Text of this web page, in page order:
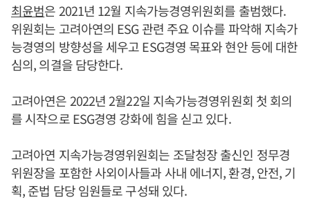
최윤범은 2021년 12월 지속가능경영위원회를 출범했다.
위원회는 고려아연의 ESG 관련 주요 이슈를 파악해 지속가
능경영의 방향성을 세우고 ESG경영 목표와 현안 등에 대한
심의, 의결을 담당한다.
고려아연은 2022년 2월22일 지속가능경영위원회 첫 회의
를 시작으로 ESG경영 강화에 힘을 싣고 있다.
고려아연 지속가능경영위원회는 조달청장 출신인 정무경
위원장을 포함한 사외이사들과 사내 에너지, 환경, 안전, 기
획, 준법 담당 임원들로 구성돼 있다.